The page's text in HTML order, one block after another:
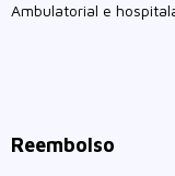
Ambulatorial e
Reembolso